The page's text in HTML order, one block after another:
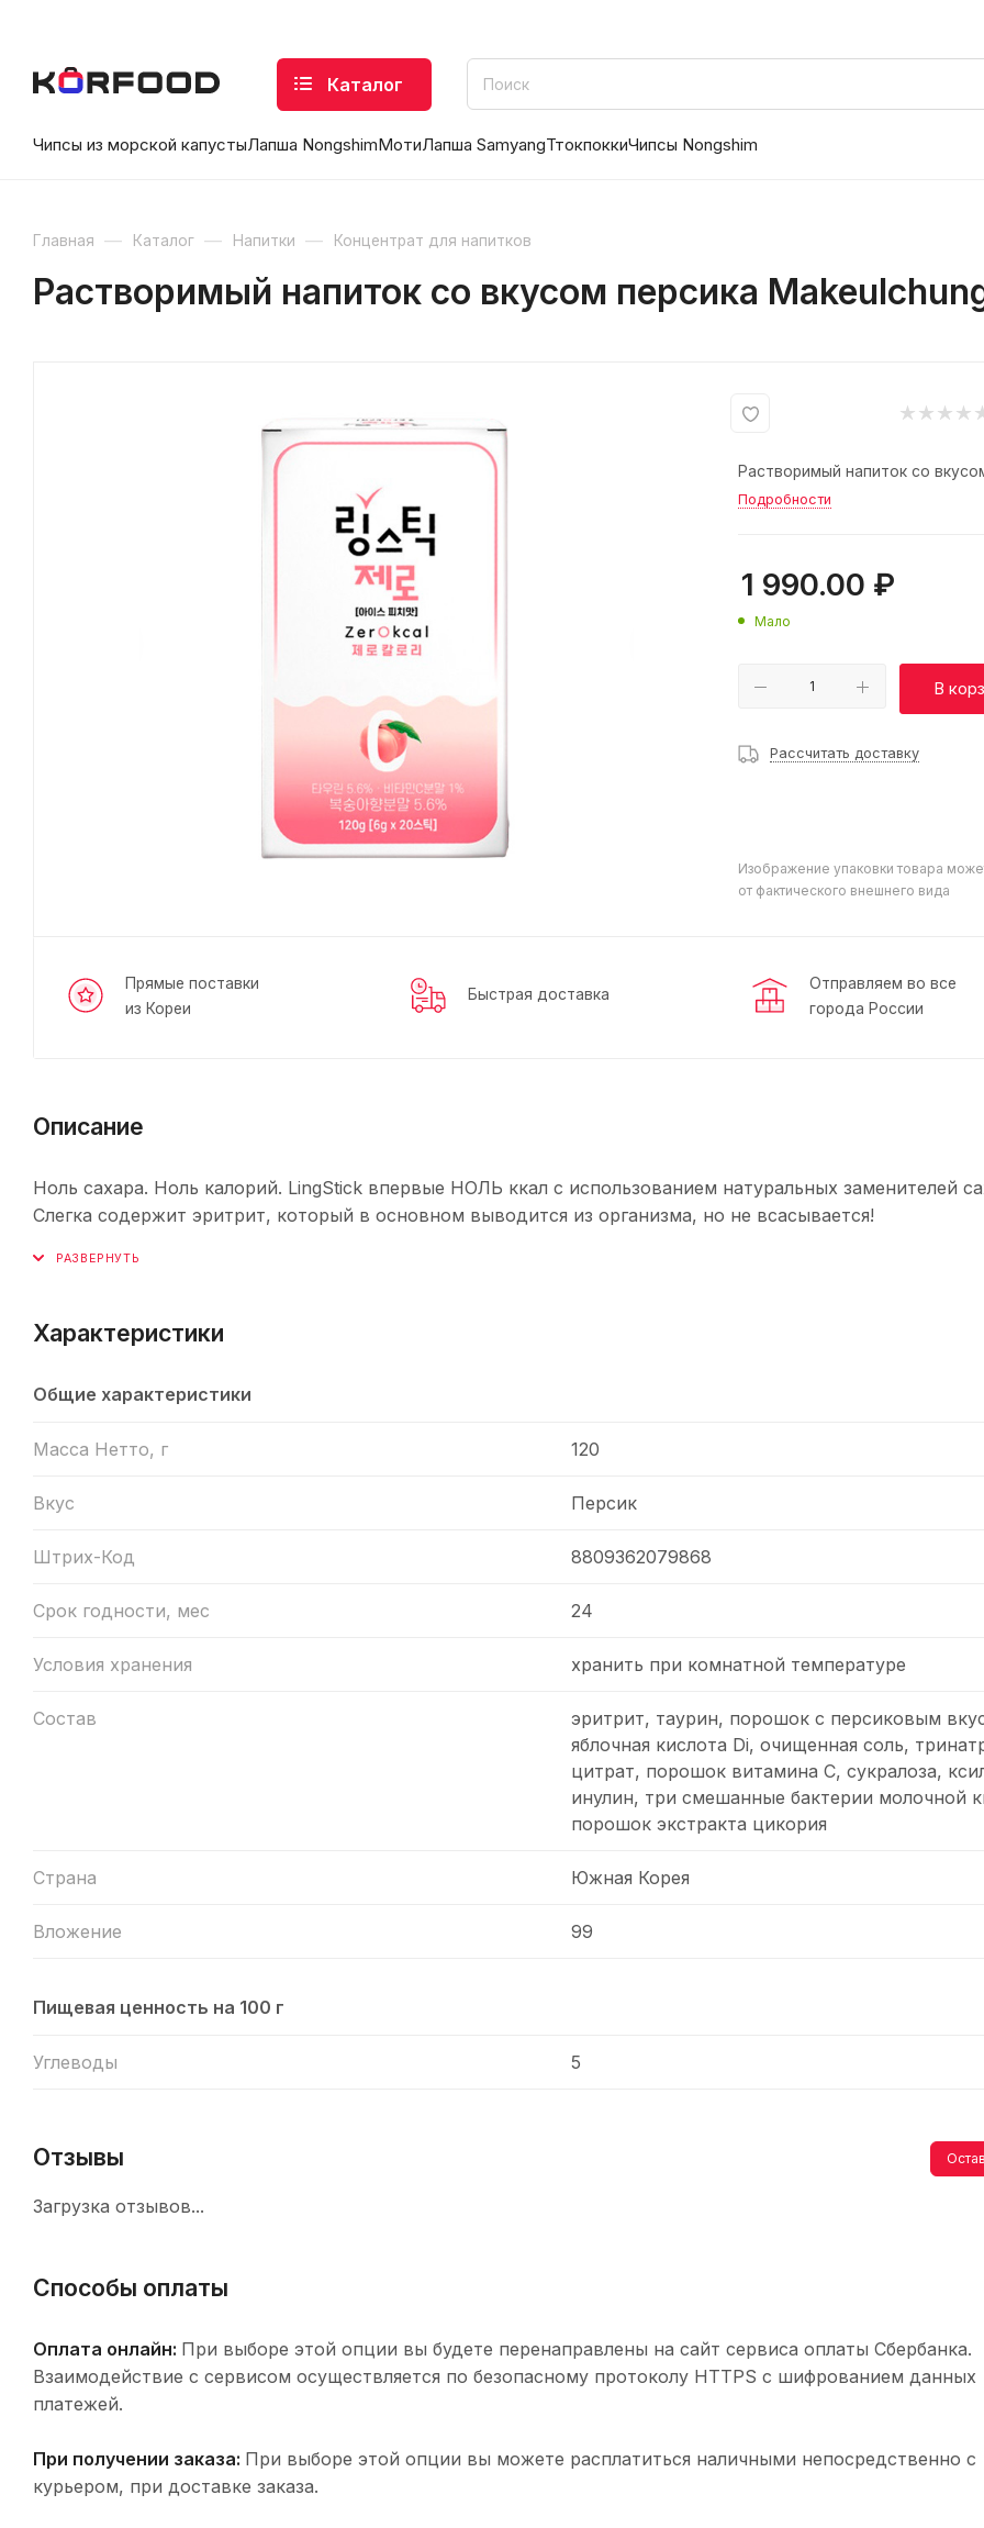
Каталог
Чипсы из морской капустыЛапша NongshimМотиЛапша SamyangТтокпоккиЧипсы Nongshim
Главная — Каталог — Напитки — Концентрат для напитков
Растворимый напиток со вкусом персика
Растворимый напиток со
Подробности
1 990.00 ₽
Мало
В
Рассчитать доставку
Изображение упаковки товара
от фактического внешнего вида
Прямые поставки
из Кореи
Быстрая доставка
Отправляем во все
города России
Описание
Ноль сахара. Ноль калорий. LingStick впервые НОЛЬ ккал с использованием натуральных заменителей
Слегка содержит эритрит, который в основном выводится из организма, но не всасывается!
Характеристики
Общие характеристики
Масса Нетто, г 120
Вкус Персик
Штрих-Код 8809362079868
Срок годности, мес 24
Условия хранения хранить при комнатной температуре
Состав
эритрит, таурин, порошок с персиковым
яблочная кислота Di, очищенная соль,
цитрат, порошок витамина С, сукралоза,
инулин, три смешанные бактерии молочной
порошок экстракта цикория
Страна Южная Корея
Вложение 99
Пищевая ценность на 100 г
Углеводы 5
Отзывы
Загрузка отзывов...
Способы оплаты
Оплата онлайн: При выборе этой опции вы будете перенаправлены на сайт сервиса оплаты Сбербанка.
Взаимодействие с сервисом осуществляется по безопасному протоколу HTTPS с шифрованием данных
платежей.
При получении заказа: При выборе этой опции вы можете расплатиться наличными непосредственно с
курьером, при доставке заказа.